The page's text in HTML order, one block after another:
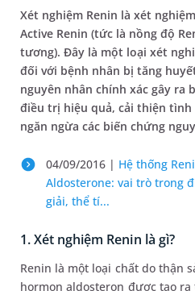
Xét nghiệm Renin là xét
Active Renin (tức là nồng độ
tương). Đây là một loại xét
đối với bệnh nhân bị tăng
nguyên nhân chính xác gây ra
điều trị hiệu quả, cải thiện
ngăn ngừa các biến chứng
04/09/2016 | Hệ thống
Aldosterone: vai trò trong
giải, thể tí...
1. Xét nghiệm Renin là gì?
Renin là một loại chất do thận
hormon aldosteron được tạo